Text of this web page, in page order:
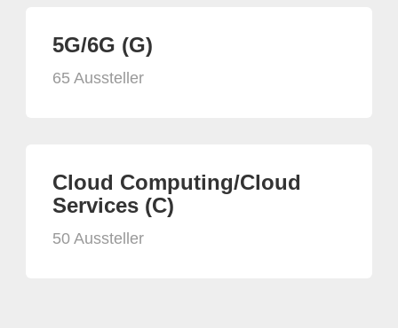
5G/6G (G)
65 Aussteller
Cloud Computing/Cloud
Services (C)
50 Aussteller